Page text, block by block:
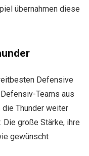
übernahmen diese
Defensive
Teams aus
Thunder weiter
Die große Stärke, ihre
gewünscht